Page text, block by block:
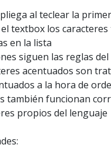
al teclear la
textbox los caracteres
en la lista
siguen las reglas
acentuados son
a la hora de
también funcionan
propios del lenguaje